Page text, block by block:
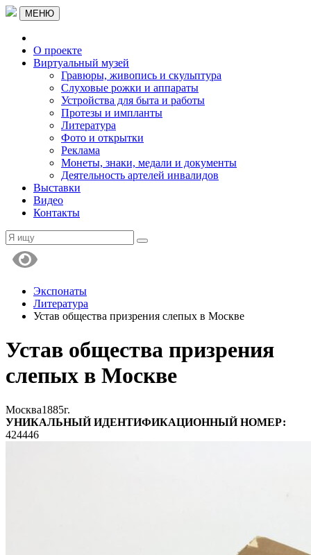
МЕНЮ
О проекте
Виртуальный музей
Гравюры, живопись и скульптура
Слуховые рожки и аппараты
Устройства для быта и работы
Протезы и импланты
Литература
Фото и открытки
Реклама
Монеты, знаки, медали и документы
Деятельность артелей инвалидов
Выставки
Видео
Контакты
Экспонаты
Литература
Устав общества призрения слепых в Москве
Устав общества призрения
слепых в Москве
Москва1885г.
УНИКАЛЬНЫЙ ИДЕНТИФИКАЦИОННЫЙ НОМЕР:
424446